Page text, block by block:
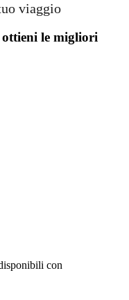
viaggio
le migliori
con